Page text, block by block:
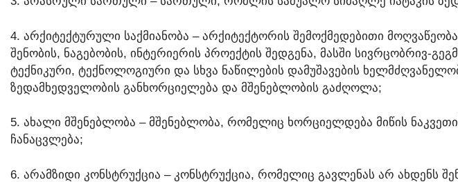
4. ᲐᲠᲥᲘᲢᲔᲥᲢᲣᲠᲣᲚᲘ ᲡᲐᲥᲛᲘᲐᲜᲝᲑᲐ – ᲐᲠᲥᲘᲢᲔᲥᲢᲝᲠᲘᲡ ᲨᲔᲛᲝᲥᲛᲔᲓᲔᲑᲘᲗᲘ
ᲨᲔᲜᲝᲑᲘᲡ, ᲜᲐᲒᲔᲑᲝᲑᲘᲡ, ᲘᲜᲢᲔᲠᲘᲔᲠᲘᲡ ᲞᲠᲝᲔᲥᲢᲘᲡ ᲨᲔᲓᲒᲔᲜᲐ, ᲛᲐᲡᲨᲘ ᲡᲘᲕᲠᲪᲝᲑᲠᲘᲕ-
ᲢᲔᲥᲜᲘᲙᲣᲠᲘ, ᲢᲔᲥᲜᲝᲚᲝᲒᲘᲣᲠᲘ ᲓᲐ ᲡᲮᲕᲐ ᲜᲐᲬᲘᲚᲔᲑᲘᲡ ᲓᲐᲛᲣᲨᲐᲕᲔᲑᲘᲡ
ᲖᲔᲓᲐᲛᲮᲔᲓᲕᲔᲚᲝᲑᲘᲡ ᲒᲐᲜᲮᲝᲠᲪᲘᲔᲚᲔᲑᲐ ᲓᲐ ᲛᲨᲔᲜᲔᲑᲚᲝᲑᲘᲡ ᲒᲐᲫᲦᲝᲚᲐ;
5. ᲐᲮᲐᲚᲘ ᲛᲨᲔᲜᲔᲑᲚᲝᲑᲐ – ᲛᲨᲔᲜᲔᲑᲚᲝᲑᲐ, ᲠᲝᲛᲔᲚᲘᲪ ᲮᲝᲠᲪᲘᲔᲚᲓᲔᲑᲐ ᲛᲘᲬᲘᲡ
ᲩᲐᲜᲐᲪᲕᲚᲔᲑᲐ;
6. ᲐᲠᲐᲛᲖᲘᲓᲘ ᲙᲝᲜᲡᲢᲠᲣᲥᲪᲘᲐ – ᲙᲝᲜᲡᲢᲠᲣᲥᲪᲘᲐ, ᲠᲝᲛᲔᲚᲘᲪ ᲒᲐᲕᲚᲔᲜᲐᲡ ᲐᲠ ᲐᲮᲓᲔᲜᲡ